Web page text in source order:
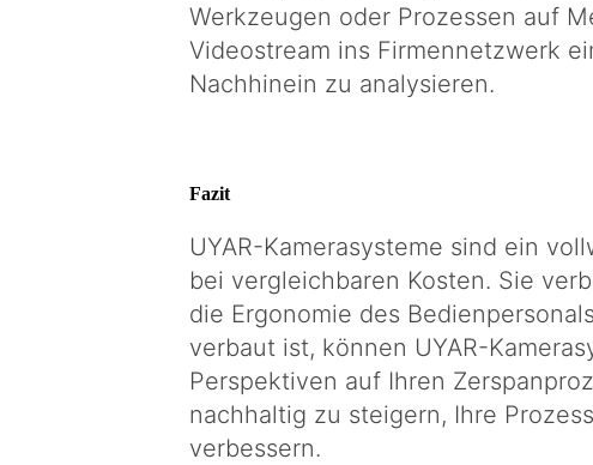
Werkzeugen oder Prozessen auf
Videostream ins Firmennetzwerk
Nachhinein zu analysieren.
Fazit
UYAR-Kamerasysteme sind ein
bei vergleichbaren Kosten. Sie
die Ergonomie des
verbaut ist, können UYAR-
Perspektiven auf Ihren
nachhaltig zu steigern, Ihre
verbessern.